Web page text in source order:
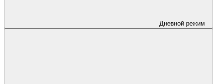
Дневной режим